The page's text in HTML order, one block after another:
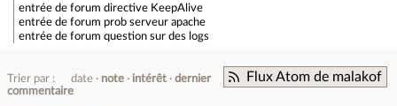
entrée de forum directive KeepAlive
entrée de forum prob serveur apache
entrée de forum question sur des logs
Flux Atom de malakof
Trier par : date note intérêt
dernier
commentaire